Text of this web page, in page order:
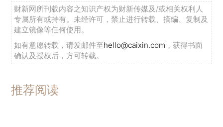
财新网所刊载内容之知识产权为财新传媒及/或相关权利人
专属所有或持有。未经许可，禁止进行转载、摘编、复制及
建立镜像等任何使用。
如有意愿转载，请发邮件至hello@caixin.com ，获得书面
确认及授权后，方可转载。
推荐阅读